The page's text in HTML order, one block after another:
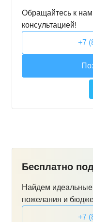
Обращайтесь к нам
консультацией!
+7
Бесплатно
Найдем
пожелания и
+7